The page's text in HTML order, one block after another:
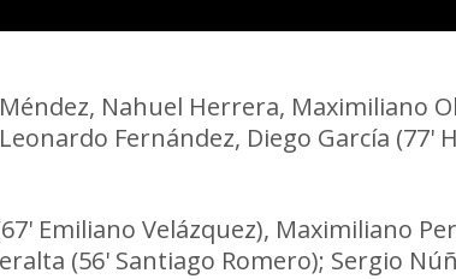
Nahuel Herrera, Maximiliano
Fernández, Diego García
Emiliano Velázquez), Maximiliano
(56' Santiago Romero); Sergio